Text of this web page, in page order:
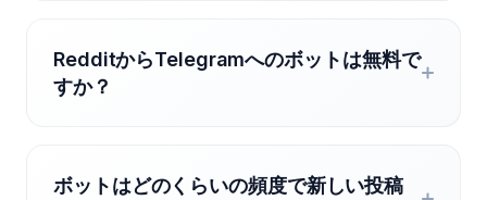
RedditからTelegramへのボットは無料で
すか？
ボットはどのくらいの頻度で新しい投稿